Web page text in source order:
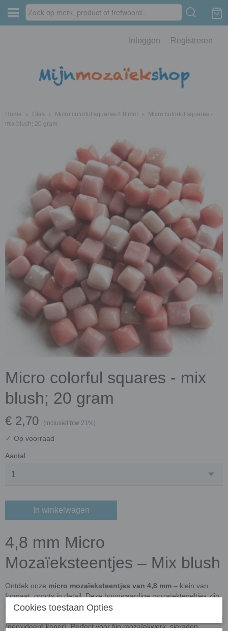
Inloggen Registreren
Home › Glas › Micro colorful squares 4,8 mm ›
Micro colorful squares -
mix blush; 20 gram
Micro colorful squares - mix
blush; 20 gram
€ 2,70 (inclusief btw 21%)
✓ Op voorraad
Aantal
In winkelwagen
4,8 mm Micro
Mozaïeksteentjes – Mix blush
Ontdek onze micro mozaïeksteentjes van 4,8 mm – klein van
formaat, groots in detail. Deze hoogwaardige mozaïektegeltjes zijn
gemaakt van 100% gerecycled glas
(geoxideerd koper). Perfect voor fijn mozaïekwerk, sieraden,
Cookies toestaan Opties